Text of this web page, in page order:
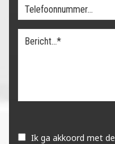
dit Ik ga akkoord met de